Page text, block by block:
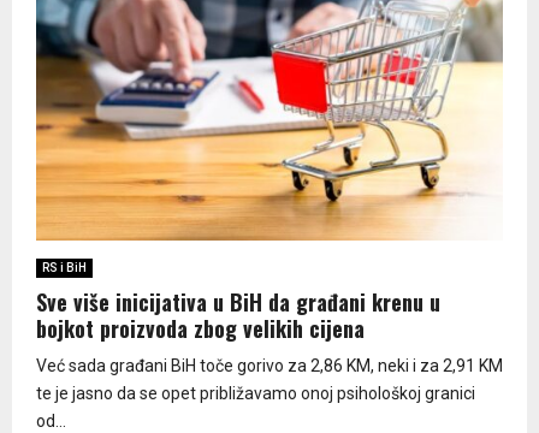
RS i BiH
Sve više inicijativa u BiH da građani krenu u
bojkot proizvoda zbog velikih cijena
Već sada građani BiH toče gorivo za 2,86 KM, neki i za 2,91 KM
te je jasno da se opet približavamo onoj psihološkoj granici
od...